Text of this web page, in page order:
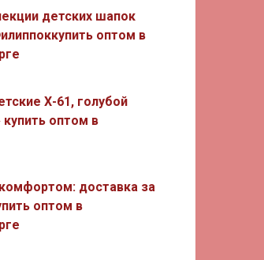
детских шапок
оптом в
Х-61, голубой
оптом в
доставка за
оптом в